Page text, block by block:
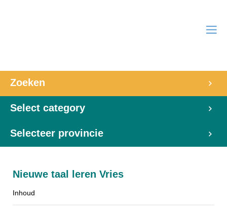
Zoeken
Select category
Selecteer provincie
Nieuwe taal leren Vries
Inhoud